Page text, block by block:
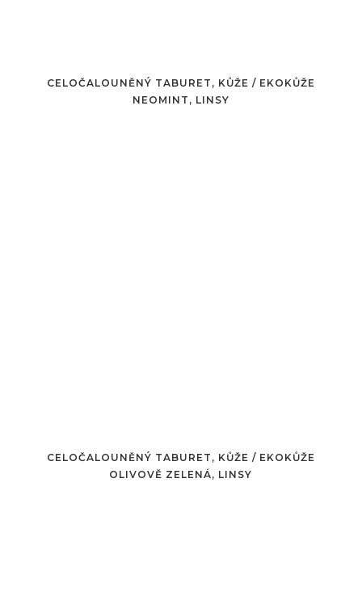
CELOČALOUNĚNÝ TABURET, KŮŽE / EKOKŮŽE
NEOMINT, LINSY
CELOČALOUNĚNÝ TABURET, KŮŽE / EKOKŮŽE
OLIVOVĚ ZELENÁ, LINSY